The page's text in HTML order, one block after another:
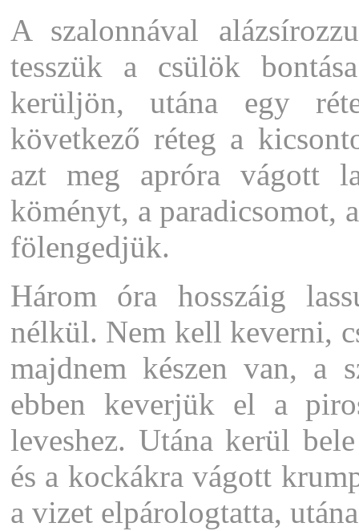
A szalonnával
tesszük a csülök
kerüljön, utána egy
következő réteg a
azt meg apróra vágott
köményt, a paradicsomot,
fölengedjük.
Három óra hosszáig
nélkül. Nem kell keverni,
majdnem készen van, a
ebben keverjük el a
leveshez. Utána kerül
és a kockákra vágott
a vizet elpárologtatta,